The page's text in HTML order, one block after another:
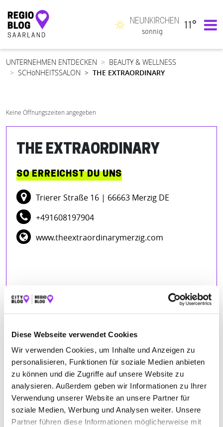
Diese Webseite verwendet Cookies
Wir verwenden Cookies, um Inhalte und Anzeigen zu
personalisieren, Funktionen für soziale Medien anbieten
zu können und die Zugriffe auf unsere Website zu
analysieren. Außerdem geben wir Informationen zu Ihrer
Verwendung unserer Website an unsere Partner für
soziale Medien, Werbung und Analysen weiter. Unsere
Partner führen diese Informationen möglicherweise mit
Hauptnavigation
NEUNKIRCHEN
sonnig
11°
UNTERNEHMEN ENTDECKEN
BEAUTY & WELLNESS
SCHöNHEITSSALON
THE EXTRAORDINARY
Keine Öffnungszeiten angegeben
THE EXTRAORDINARY
SO ERREICHST DU UNS
Trierer Straße 16 | 66663 Merzig DE
+491608197904
www.theextraordinarymerzig.com
Suvi Sivam
– 06.01.2024
★★★★★
Sehr nette und kompetente Kosmetikerinnen. Absolut
empfehlenswert in Raum Merzig 🤗
Evelyn Leibig
– 13.11.2023